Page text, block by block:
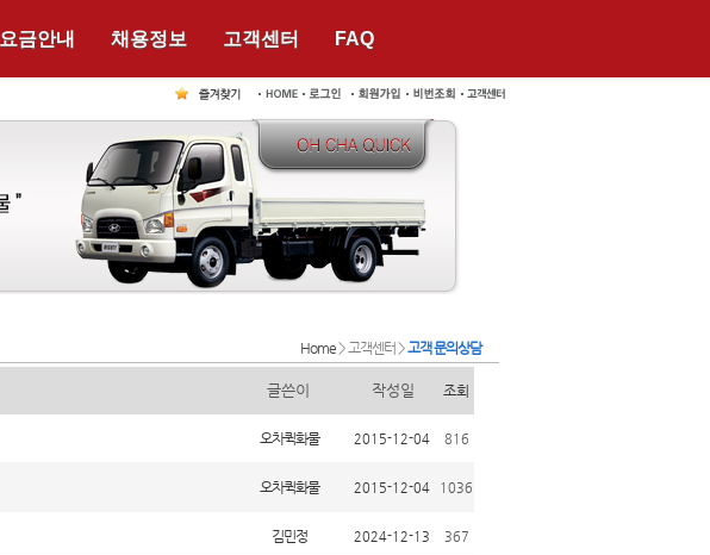
요금안내 채용정보 고객센터 FAQ
Home> 고객센터 >고객 문의상담
글쓴이 작성일 조회
오차퀵화물 2015-12-04 816
오차퀵화물 2015-12-04 1036
김민정 2024-12-13 367